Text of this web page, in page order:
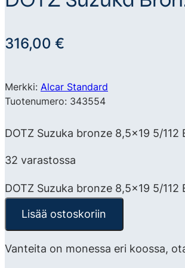
316,00 €
Merkki: Alcar Standard
Tuotenumero: 343554
DOTZ Suzuka bronze 8,5×19 5/
32 varastossa
DOTZ Suzuka bronze 8,5x19 5/112
Lisää ostoskoriin
Vanteita on monessa eri koossa,